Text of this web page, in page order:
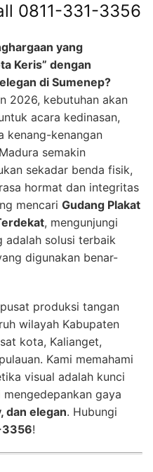
0811-331-3356
yang
Keris” dengan
di Sumenep?
2026, kebutuhan akan
acara kedinasan,
kenang-kenangan
semakin
sekadar benda fisik,
hormat dan integritas
mencari Gudang Plakat
, mengunjungi
adalah solusi terbaik
digunakan benar-
produksi tangan
wilayah Kabupaten
kota, Kalianget,
Kami memahami
visual adalah kunci
gaya
dan elegan. Hubungi
!